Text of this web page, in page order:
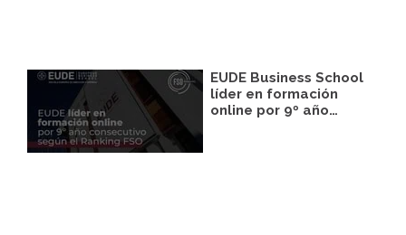
EUDE Business School
líder en formación
online por 9º año…